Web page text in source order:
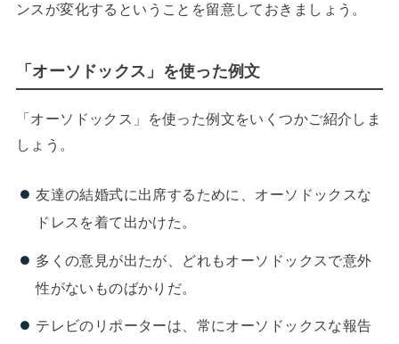
ンスが変化するということを留意しておきましょう。
「オーソドックス」を使った例文
「オーソドックス」を使った例文をいくつかご紹介しま
しょう。
友達の結婚式に出席するために、オーソドックスな
ドレスを着て出かけた。
多くの意見が出たが、どれもオーソドックスで意外
性がないものばかりだ。
テレビのリポーターは、常にオーソドックスな報告